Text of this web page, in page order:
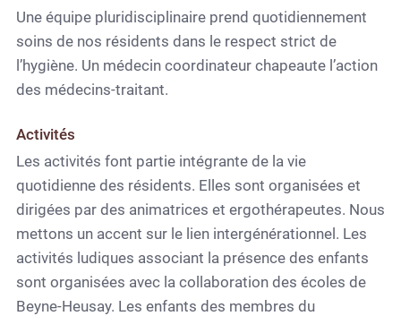
Une équipe pluridisciplinaire prend quotidiennement
soins de nos résidents dans le respect strict de
l’hygiène. Un médecin coordinateur chapeaute l’action
des médecins-traitant.
Activités
Les activités font partie intégrante de la vie
quotidienne des résidents. Elles sont organisées et
dirigées par des animatrices et ergothérapeutes. Nous
mettons un accent sur le lien intergénérationnel. Les
activités ludiques associant la présence des enfants
sont organisées avec la collaboration des écoles de
Beyne-Heusay. Les enfants des membres du